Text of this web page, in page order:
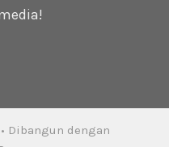
Dibangun dengan